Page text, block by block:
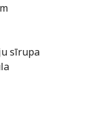
sīrupa